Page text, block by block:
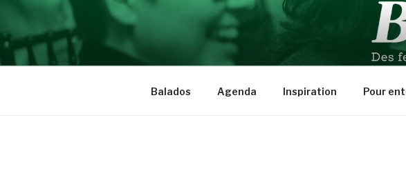
contenu
BRAVE
Des femmes qui ont du cran
Balados Agenda Inspiration Pour